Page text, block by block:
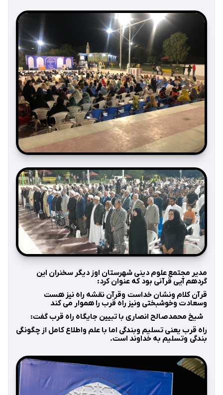
مدیر مجتمع علوم دینی شهرستان اوز دیگر سخنران این
گردهم آیی قرآنی بود که عنوان کرد:
قرآن کلام ونشان خداست وقرآن نقشه راه نیز هست
وسعادت وخوشبختی ونیز راه قرب را هموار می کند
شیخ محمدصالح انصاری با تبیین جایگاه راه قرب گفت:
راه قرب یعنی تسلیم وبندگی اما با علم واطلاع کامل از چگونگی
بندگی وتسلیم به خداوند است.